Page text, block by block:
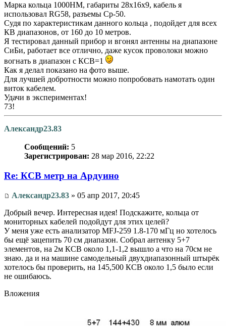
Марка кольца 1000НM, габариты 28х16х9, кабель я
использовал RG58, разъемы Ср-50.
Судя по характеристикам данного кольца , подойдет для всех
КВ диапазонов, от 160 до 10 метров.
Я тестировал данный прибор и вгонял антенны на диапазоне
СиБи, работает все отлично, даже кусок проволоки можно
вогнать в диапазон с КСВ=1
Как я делал показано на фото выше.
Для лучшей добротности можно попробовать намотать один
виток кабелем.
Удачи в экспериментах!
73!
Александр23.83
Сообщений: 5
Зарегистрирован: 28 мар 2016, 22:22
Re: КСВ метр на Ардуино
Александр23.83 » 05 апр 2017, 20:45
Добрый вечер. Интересная идея! Подскажите, кольца от
мониторных кабелей подойдут для этих целей?
У меня уже есть анализатор MFJ-259 1.8-170 мГц но хотелось
бы ещё зацепить 70 см диапазон. Собрал антенку 5+7
элементов, на 2м КСВ около 1,1-1,2 вышло а что на 70см не
знаю. да и на машине самодельный двухдиапазонный штырёк
хотелось бы проверить, на 145,500 КСВ около 1,5 было если
не ошибаюсь.
Вложения